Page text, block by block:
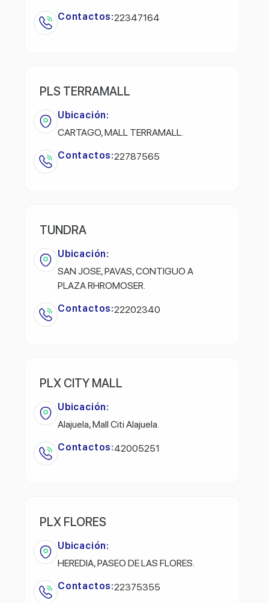
Contactos:22347164
PLS TERRAMALL
Ubicación:
CARTAGO, MALL TERRAMALL.
Contactos:22787565
TUNDRA
Ubicación:
SAN JOSE, PAVAS, CONTIGUO A
PLAZA RHROMOSER.
Contactos:22202340
PLX CITY MALL
Ubicación:
Alajuela, Mall Citi Alajuela.
Contactos:42005251
PLX FLORES
Ubicación:
HEREDIA, PASEO DE LAS FLORES.
Contactos:22375355